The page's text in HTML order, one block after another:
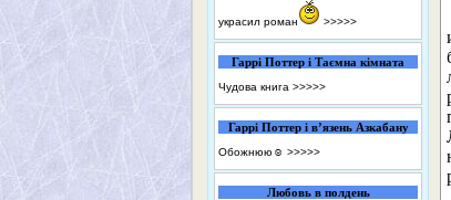
украсил роман >>>>>
Гаррі Поттер і Таємна кімната
Чудова книга >>>>>
Гаррі Поттер і в’язень Азкабану
Обожнюю☺️ >>>>>
Любовь в полдень